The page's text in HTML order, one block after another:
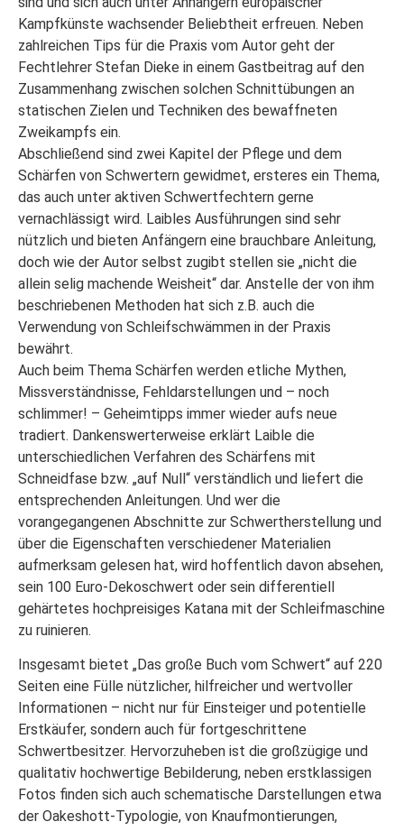
Kampfkünste wachsender Beliebtheit erfreuen. Neben
zahlreichen Tips für die Praxis vom Autor geht der
Fechtlehrer Stefan Dieke in einem Gastbeitrag auf den
Zusammenhang zwischen solchen Schnittübungen an
statischen Zielen und Techniken des bewaffneten
Zweikampfs ein.
Abschließend sind zwei Kapitel der Pflege und dem
Schärfen von Schwertern gewidmet, ersteres ein Thema,
das auch unter aktiven Schwertfechtern gerne
vernachlässigt wird. Laibles Ausführungen sind sehr
nützlich und bieten Anfängern eine brauchbare Anleitung,
doch wie der Autor selbst zugibt stellen sie „nicht die
allein selig machende Weisheit“ dar. Anstelle der von ihm
beschriebenen Methoden hat sich z.B. auch die
Verwendung von Schleifschwämmen in der Praxis
bewährt.
Auch beim Thema Schärfen werden etliche Mythen,
Missverständnisse, Fehldarstellungen und – noch
schlimmer! – Geheimtipps immer wieder aufs neue
tradiert. Dankenswerterweise erklärt Laible die
unterschiedlichen Verfahren des Schärfens mit
Schneidfase bzw. „auf Null“ verständlich und liefert die
entsprechenden Anleitungen. Und wer die
vorangegangenen Abschnitte zur Schwertherstellung und
über die Eigenschaften verschiedener Materialien
aufmerksam gelesen hat, wird hoffentlich davon absehen,
sein 100 Euro-Dekoschwert oder sein differentiell
gehärtetes hochpreisiges Katana mit der Schleifmaschine
zu ruinieren.
Insgesamt bietet „Das große Buch vom Schwert“ auf 220
Seiten eine Fülle nützlicher, hilfreicher und wertvoller
Informationen – nicht nur für Einsteiger und potentielle
Erstkäufer, sondern auch für fortgeschrittene
Schwertbesitzer. Hervorzuheben ist die großzügige und
qualitativ hochwertige Bebilderung, neben erstklassigen
Fotos finden sich auch schematische Darstellungen etwa
der Oakeshott-Typologie, von Knaufmontierungen,